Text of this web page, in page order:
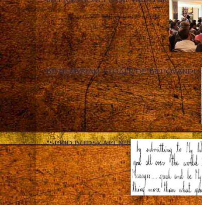
BETH MYRIAM – HJÄLP DE BEHÖVANDE
”SPRID BUDSKAPEN”!